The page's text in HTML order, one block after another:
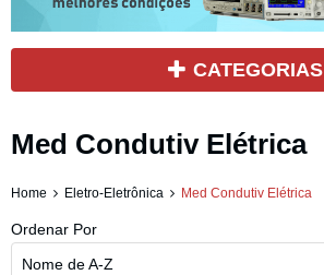
CATEGORIAS
Med Condutiv Elétrica
Home Eletro-Eletrônica Med Condutiv Elétrica
Ordenar Por
Nome de A-Z